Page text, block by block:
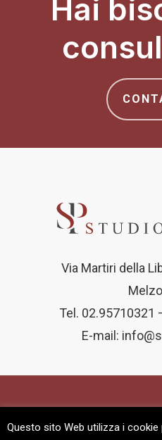
Hai
Via Martiri della
Tel. 02.95710321
E-mail:
Reserved | P.IVA /
Questo sito Web utilizza i